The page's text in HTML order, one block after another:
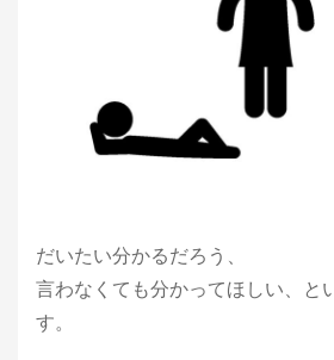
だいたい分かるだろう、
言わなくても分かってほしい、と
す。